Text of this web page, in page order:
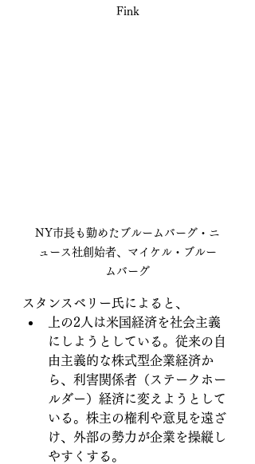
Fink
NY市長も勤めたブルームバーグ・ニ
ュース社創始者、マイケル・ブルー
ムバーグ
スタンスベリー氏によると、
上の2人は米国経済を社会主義
にしようとしている。従来の自
由主義的な株式型企業経済か
ら、利害関係者（ステークホー
ルダー）経済に変えようとして
いる。株主の権利や意見を遠ざ
け、外部の勢力が企業を操縦し
やすくする。